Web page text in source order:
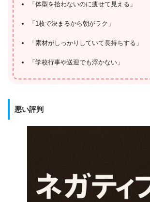
「体型を拾わないのに痩せて見える」
「1枚で決まるから朝がラク」
「素材がしっかりしていて長持ちする」
「学校行事や送迎でも浮かない」
悪い評判